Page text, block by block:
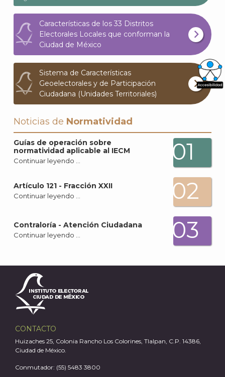
Características de los 33 Distritos
Electorales Locales que conforman la
Ciudad de México
Sistema de Características
Geoelectorales y de Participación
Ciudadana (Unidades Territoriales)
Noticias de Normatividad
Guías de operación sobre
normatividad aplicable al IECM
Continuar leyendo … 01
Artículo 121 - Fracción XXII
Continuar leyendo … 02
Contraloría - Atención Ciudadana
Continuar leyendo … 03
CONTACTO
Huizaches 25, Colonia Rancho Los Colorines, Tlalpan, C.P. 14386,
Ciudad de México.
Conmutador: (55) 5483 3800